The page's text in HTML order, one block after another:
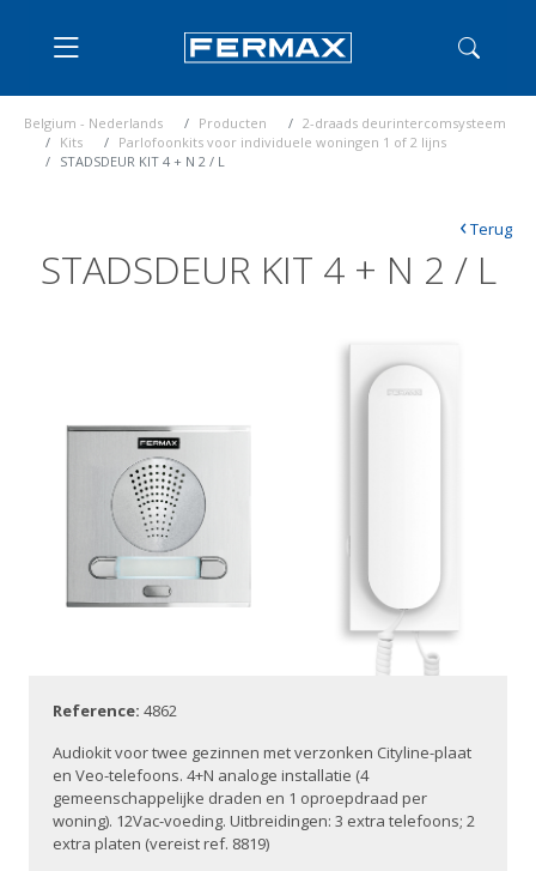
Belgium - Nederlands Producten
2-draads deurintercomsysteem
Kits
Parlofoonkits voor individuele woningen 1 of 2 lijns
STADSDEUR KIT 4 + N 2 / L
STADSDEUR KIT 4 + N 2 / L
‹Terug
Reference: 4862
Audiokit voor twee gezinnen met verzonken Cityline-plaat
en Veo-telefoons. 4+N analoge installatie (4
gemeenschappelijke draden en 1 oproepdraad per
woning). 12Vac-voeding. Uitbreidingen: 3 extra telefoons; 2
extra platen (vereist ref. 8819)